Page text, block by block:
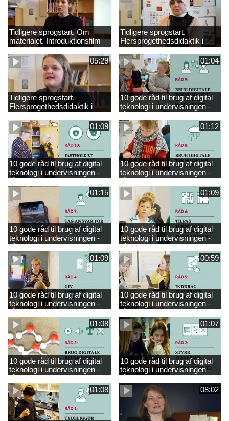
Tidligere sprogstart. Om
materialet. Introduktionsfilm
Tidligere sprogstart.
Flersprogethedsdidaktik i
fransk og tysk
05:29
Tidligere sprogstart.
Flersprogethedsdidaktik i
engelsk
01:04
10 gode råd til brug af digital
teknologi i undervisningen -
råd 9
01:09
10 gode råd til brug af digital
teknologi i undervisningen -
råd 10
01:12
10 gode råd til brug af digital
teknologi i undervisningen -
råd 8
01:15
10 gode råd til brug af digital
teknologi i undervisningen -
råd 7
01:09
10 gode råd til brug af digital
teknologi i undervisningen -
råd 6
01:09
10 gode råd til brug af digital
teknologi i undervisningen -
råd 4
00:59
10 gode råd til brug af digital
teknologi i undervisningen -
råd 5
01:08
10 gode råd til brug af digital
teknologi i undervisningen -
råd 3
01:07
10 gode råd til brug af digital
teknologi i undervisningen -
råd 2
01:08
08:02